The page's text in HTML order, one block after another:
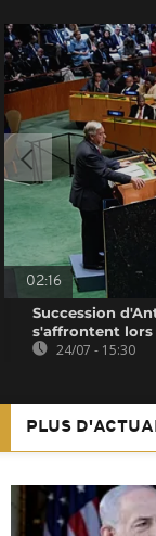
02:16
Succession
s'affrontent lors
24/07 - 15:30
PLUS